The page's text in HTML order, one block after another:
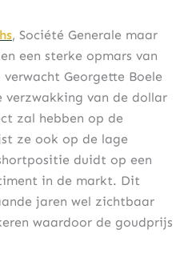
, Société Generale maar
een sterke opmars van
Georgette Boele
verzwakking van de dollar
zal hebben op de
ze ook op de lage
duidt op een
in de markt. Dit
jaren wel zichtbaar
waardoor de goudprijs